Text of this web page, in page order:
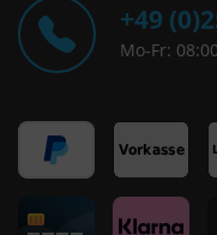
+49
Mo-Fr: